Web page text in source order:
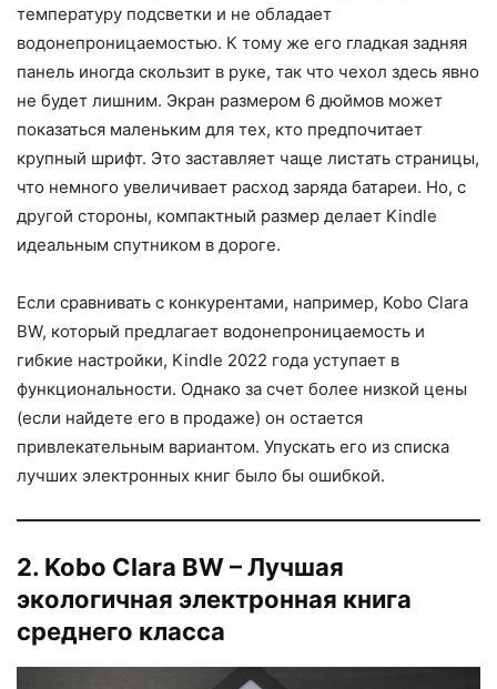
температуру подсветки и не обладает
водонепроницаемостью. К тому же его гладкая задняя
панель иногда скользит в руке, так что чехол здесь явно
не будет лишним. Экран размером 6 дюймов может
показаться маленьким для тех, кто предпочитает
крупный шрифт. Это заставляет чаще листать страницы,
что немного увеличивает расход заряда батареи. Но, с
другой стороны, компактный размер делает Kindle
идеальным спутником в дороге.
Если сравнивать с конкурентами, например, Kobo Clara
BW, который предлагает водонепроницаемость и
гибкие настройки, Kindle 2022 года уступает в
функциональности. Однако за счет более низкой цены
(если найдете его в продаже) он остается
привлекательным вариантом. Упускать его из списка
лучших электронных книг было бы ошибкой.
2. Kobo Clara BW – Лучшая
экологичная электронная книга
среднего класса